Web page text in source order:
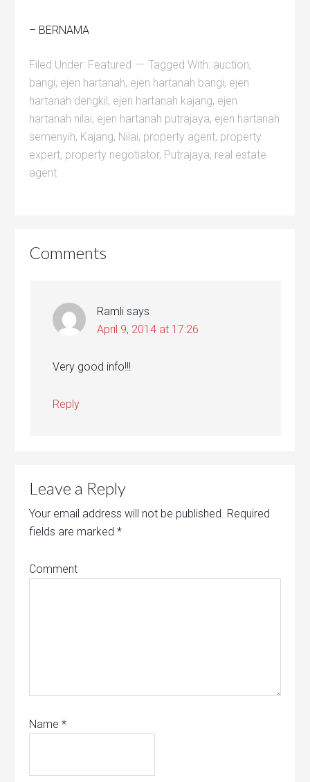
– BERNAMA
Filed Under: Featured Tagged With: auction,
bangi, ejen hartanah, ejen hartanah bangi, ejen
hartanah dengkil, ejen hartanah kajang, ejen
hartanah nilai, ejen hartanah putrajaya, ejen hartanah
semenyih, Kajang, Nilai, property agent, property
expert, property negotiator, Putrajaya, real estate
agent
Comments
Ramli says
April 9, 2014 at 17:26
Very good info!!!
Reply
Leave a Reply
Your email address will not be published. Required
fields are marked*
Comment
Name*